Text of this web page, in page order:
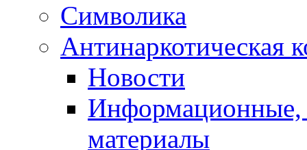
Символика
Антинаркотическая
Новости
Информационные,
материалы